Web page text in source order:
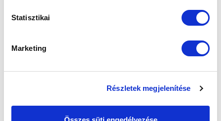
Statisztikai
Marketing
Részletek megjelenítése